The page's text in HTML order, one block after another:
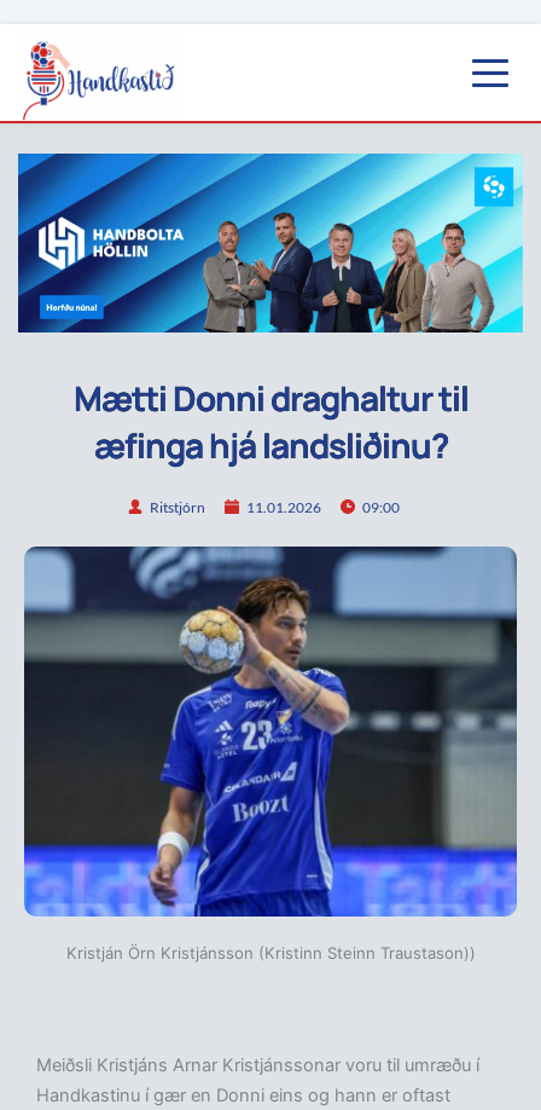
Mætti Donni draghaltur til
æfinga hjá landsliðinu?
Ritstjórn 11.01.2026 09:00
Kristján Örn Kristjánsson (Kristinn Steinn Traustason))
Meiðsli Kristjáns Arnar Kristjánssonar voru til umræðu í
Handkastinu í gær en Donni eins og hann er oftast